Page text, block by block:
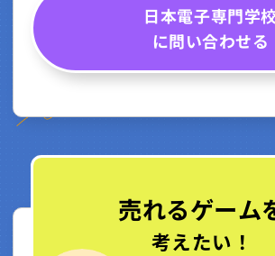
日本電子専門学
に問い合わせる
売れるゲーム
考えたい！